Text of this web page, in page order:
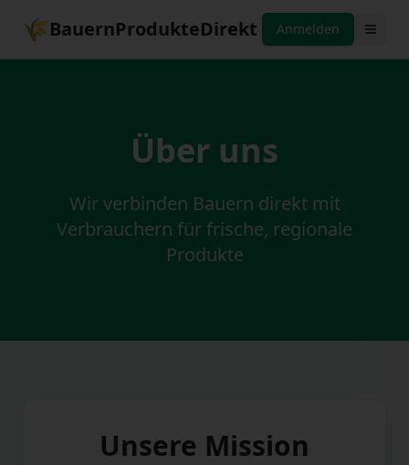
🌾BauernProdukteDirekt Anmelden
Über uns
Wir verbinden Bauern direkt mit
Verbrauchern für frische, regionale
Produkte
Unsere Mission